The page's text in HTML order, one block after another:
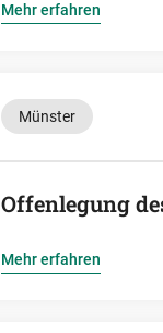
Mehr erfahren
Münster
Offenlegung
Mehr erfahren